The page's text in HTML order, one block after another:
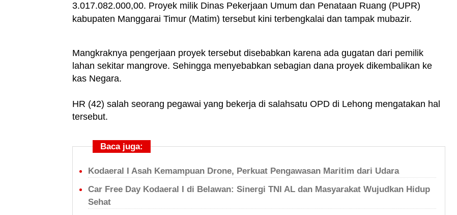
3.017.082.000,00. Proyek milik Dinas Pekerjaan Umum dan Penataan Ruang (PUPR)
kabupaten Manggarai Timur (Matim) tersebut kini terbengkalai dan tampak mubazir.
Mangkraknya pengerjaan proyek tersebut disebabkan karena ada gugatan dari pemilik
lahan sekitar mangrove. Sehingga menyebabkan sebagian dana proyek dikembalikan ke
kas Negara.
HR (42) salah seorang pegawai yang bekerja di salahsatu OPD di Lehong mengatakan hal
tersebut.
Baca juga:
Kodaeral I Asah Kemampuan Drone, Perkuat Pengawasan Maritim dari Udara
Car Free Day Kodaeral I di Belawan: Sinergi TNI AL dan Masyarakat Wujudkan Hidup
Sehat